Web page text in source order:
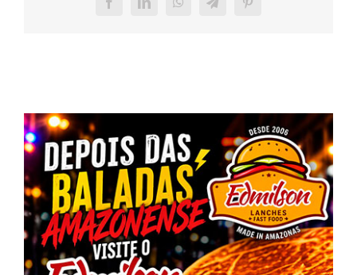
FacebookLinkedInWhatsAppTelegramPinterest